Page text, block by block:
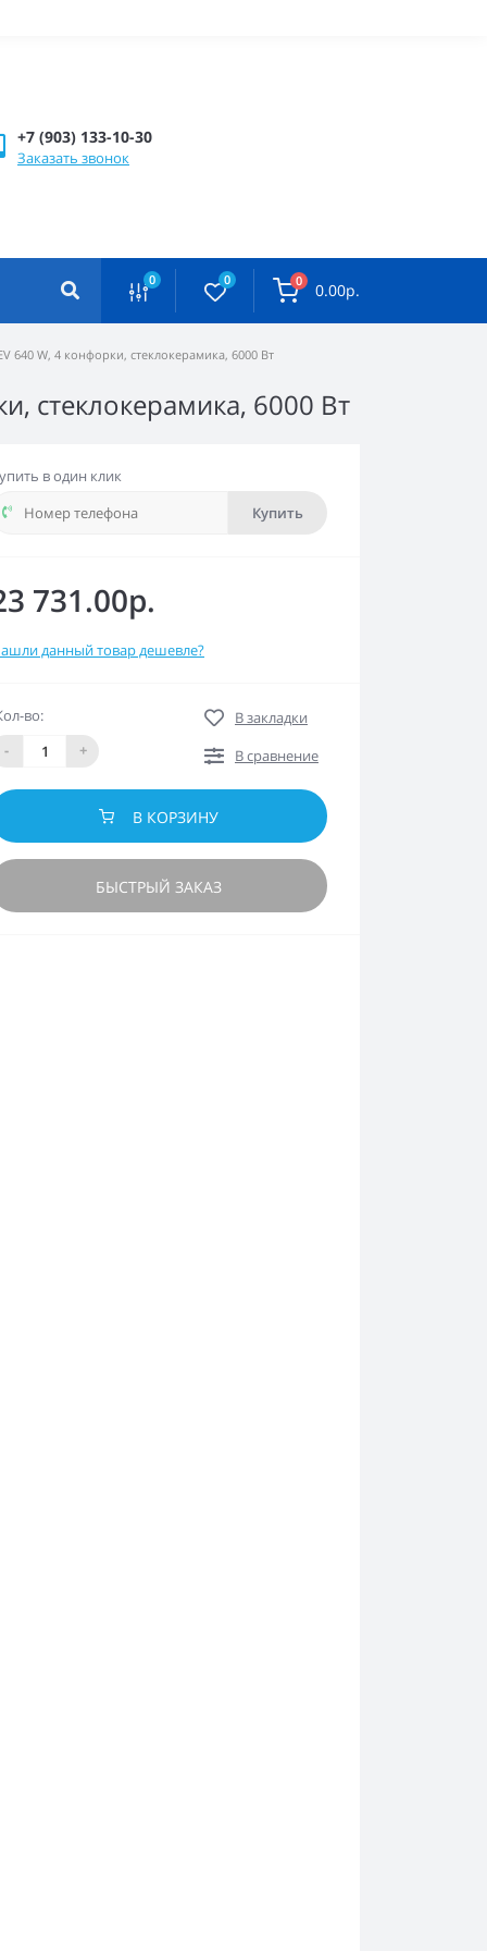
+7 (903) 133-10-30
Заказать звонок
0 0 0 0.00р.
640 W, 4 конфорки, стеклокерамика, 6000 Вт
стеклокерамика, 6000 Вт
в один клик
Купить
731.00р.
данный товар дешевле?
во:
-
+
В закладки
В сравнение
В КОРЗИНУ
БЫСТРЫЙ ЗАКАЗ